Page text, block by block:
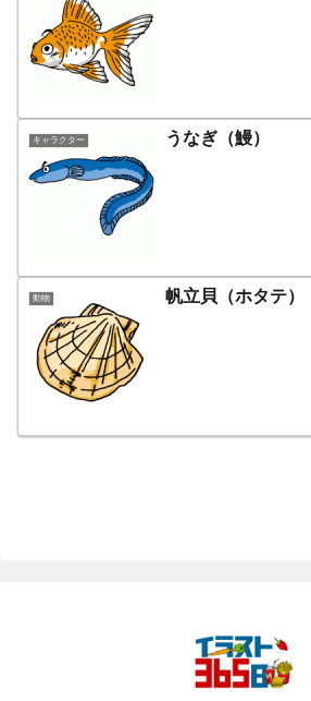
キャラクター うなぎ（鰻）
動物 帆立貝（ホタテ）